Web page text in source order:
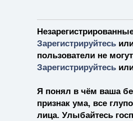
Зарегистрируйтесь
пользователи не
Зарегистрируйтесь
Я понял в чём ваша
признак ума, все
лица. Улыбайтесь